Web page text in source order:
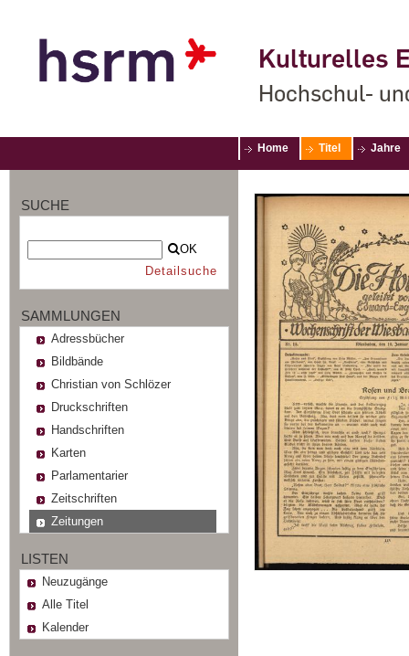
Kulturelles
Hochschul-
Home Titel Jahre
SUCHE
OK
Detailsuche
SAMMLUNGEN
Adressbücher
Bildbände
Christian von Schlözer
Druckschriften
Handschriften
Karten
Parlamentarier
Zeitschriften
Zeitungen
LISTEN
Neuzugänge
Alle Titel
Kalender